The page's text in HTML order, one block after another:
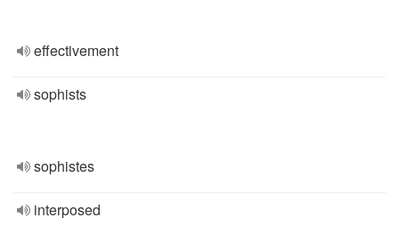
effectivement
sophists
sophistes
interposed